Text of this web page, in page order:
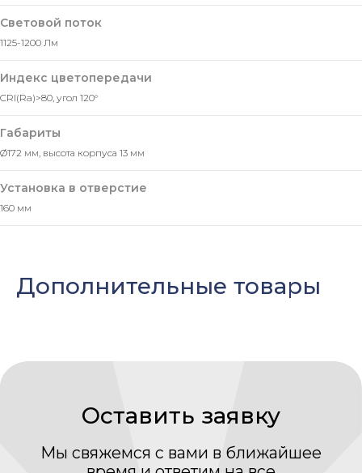
Световой поток
1125-1200 Лм
Индекс цветопередачи
CRI(Ra)>80, угол 120°
Габариты
Ø172 мм, высота корпуса 13 мм
Установка в отверстие
160 мм
Дополнительные товары
время и ответим на все
интересующие вопросы.